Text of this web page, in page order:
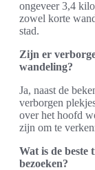
ongeveer 3,4
zowel korte
stad.
Zijn er
wandeling?
Ja, naast de
verborgen
over het hoofd
zijn om te
Wat is de beste
bezoeken?